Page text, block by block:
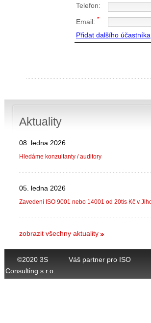
Telefon:
Email: *
Přidat dalšího účastníka
Aktuality
08. ledna 2026
Hledáme konzultanty / auditory
05. ledna 2026
Zavedení ISO 9001 nebo 14001 od 20tis Kč v
zobrazit všechny aktuality
©2020 3S
Consulting s.r.o.
Váš partner pro ISO